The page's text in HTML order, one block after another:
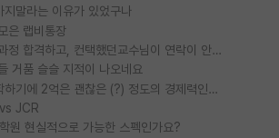
지말라는 이유가 있었구나
은 랩비통장
석박사 과정 합격하고, 컨택했던교수님이 연락이 안됩니다...
거품 슬슬 지적이 나오네요
박사진학하기에 2억은 괜찮은 (?) 정도의 경제력인가요
JCR
원 현실적으로 가능한 스펙인가요?